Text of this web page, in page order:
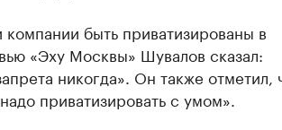
быть приватизированы в
«Эху Москвы» Шувалов сказал:
никогда». Он также отметил,
приватизировать с умом».